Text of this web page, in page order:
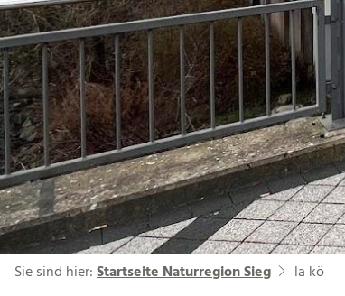
Sie sind hier:Startseite Naturregion Sieg la kö